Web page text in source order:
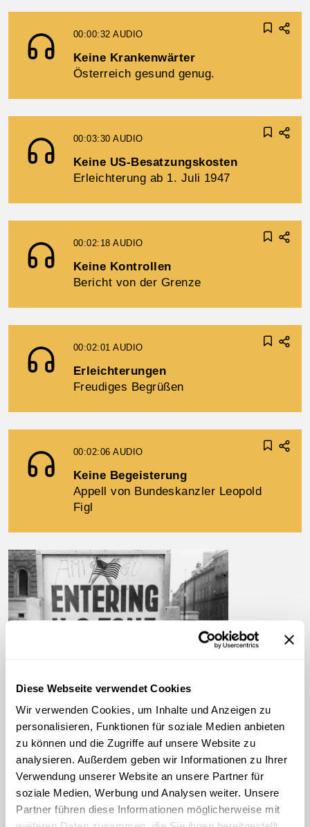
Diese Webseite verwendet Cookies
Wir verwenden Cookies, um Inhalte und Anzeigen zu
personalisieren, Funktionen für soziale Medien anbieten
zu können und die Zugriffe auf unsere Website zu
analysieren. Außerdem geben wir Informationen zu Ihrer
Verwendung unserer Website an unsere Partner für
soziale Medien, Werbung und Analysen weiter. Unsere
Partner führen diese Informationen möglicherweise mit
00:00:32AUDIO
Keine Krankenwärter
Österreich gesund genug.
00:03:30AUDIO
Keine US-Besatzungskosten
Erleichterung ab 1. Juli 1947
00:02:18AUDIO
Keine Kontrollen
Bericht von der Grenze
00:02:01AUDIO
Erleichterungen
Freudiges Begrüßen
00:02:06AUDIO
Keine Begeisterung
Appell von Bundeskanzler Leopold
Figl
00:01:42AUDIO
Not yet free
Mitteleuropa - Landeskunde auf
englisch